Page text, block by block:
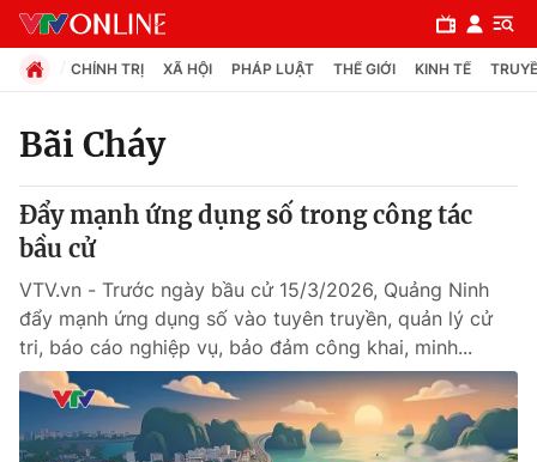
Chuyên mục
Chính trị
Xã hội
Pháp luật
Y tế
CHÍNH TRỊ XÃ HỘI PHÁP LUẬT THẾ GIỚI KINH TẾ
Bãi Cháy
Đẩy mạnh ứng dụng số trong công tác
bầu cử
VTV.vn - Trước ngày bầu cử 15/3/2026, Quảng Ninh
đẩy mạnh ứng dụng số vào tuyên truyền, quản lý cử
tri, báo cáo nghiệp vụ, bảo đảm công khai, minh...